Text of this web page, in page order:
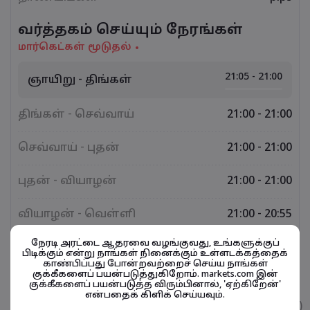
வர்த்தகம் செய்யும் நேரங்கள்
மார்கெட்கள் மூடுதல்
ஞாயிறு - திங்கள் 21:05 - 21:00
திங்கள் - செவ்வாய் 21:00 - 21:00
செவ்வாய் - புதன் 21:00 - 21:00
புதன் - வியாழன் 21:00 - 21:00
வியாழன் - வெள்ளி 21:00 - 20:55
நிதிசார் கருவிகள் தொடர்பானவை
கட்டணம் (%)
நேரடி அரட்டை ஆதரவை வழங்குவது, உங்களுக்குப்
பிடிக்கும் என்று நாங்கள் நினைக்கும் உள்ளடக்கத்தைக்
காண்பிப்பது போன்றவற்றைச் செய்ய நாங்கள்
குக்கீகளைப் பயன்படுத்துகிறோம். markets.com இன்
குக்கீகளைப் பயன்படுத்த விரும்பினால், 'ஏற்கிறேன்'
என்பதைக் கிளிக் செய்யவும்.